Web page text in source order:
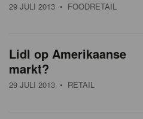
29 JULI 2013 • FOODRETAIL
Lidl op Amerikaanse
markt?
29 JULI 2013 • RETAIL